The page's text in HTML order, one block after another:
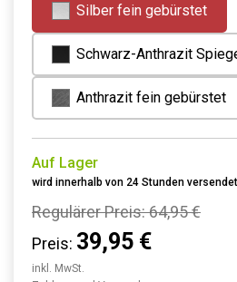
Silber fein gebürstet
Schwarz-Anthrazit
Anthrazit fein gebürstet
Auf Lager
wird innerhalb von 24 Stunden versendet
Regulärer Preis:64,95 €
Preis: 39,95 €
inkl. MwSt.